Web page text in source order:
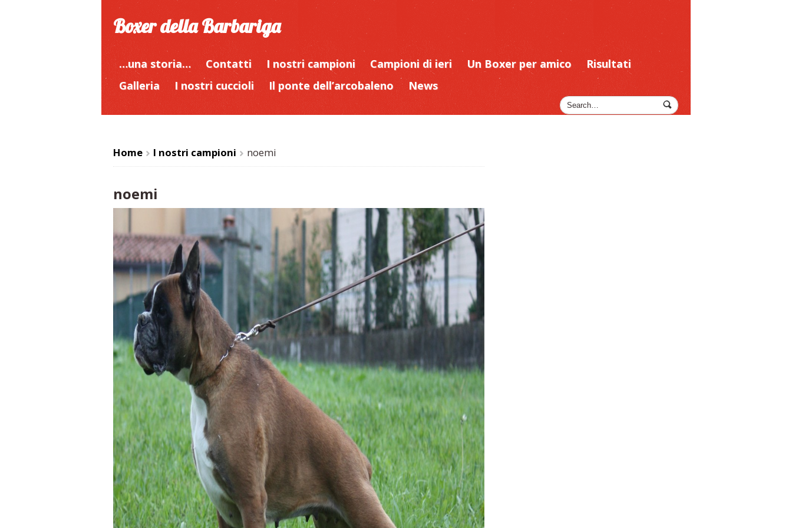
Boxer della Barbariga
…una storia… Contatti I nostri campioni Campioni di ieri Un Boxer per amico
Risultati
Galleria
I nostri cuccioli Il ponte dell’arcobaleno News
Home
>
I nostri campioni
>
noemi
noemi